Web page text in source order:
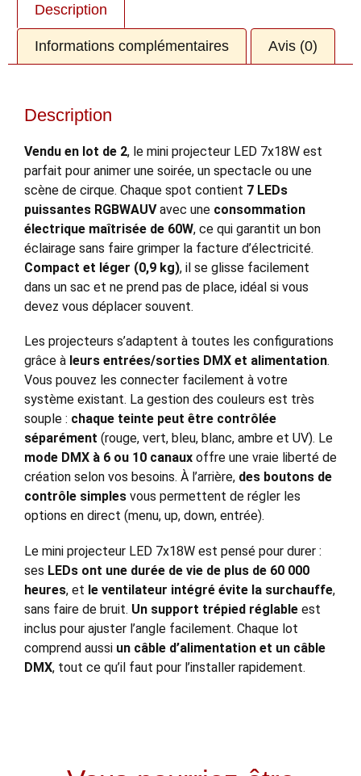
Description
Informations complémentaires Avis (0)
Description
Vendu en lot de 2, le mini projecteur LED 7x18W est
parfait pour animer une soirée, un spectacle ou une
scène de cirque. Chaque spot contient 7 LEDs
puissantes RGBWAUVavec une consommation
électrique maîtrisée de 60W, ce qui garantit un bon
éclairage sans faire grimper la facture d’électricité.
Compact et léger (0,9 kg), il se glisse facilement
dans un sac et ne prend pas de place, idéal si vous
devez vous déplacer souvent.
Les projecteurs s’adaptent à toutes les configurations
grâce à leurs entrées/sorties DMX et alimentation.
Vous pouvez les connecter facilement à votre
système existant. La gestion des couleurs est très
souple : chaque teinte peut être contrôlée
séparément (rouge, vert, bleu, blanc, ambre et UV). Le
mode DMX à 6 ou 10 canaux offre une vraie liberté de
création selon vos besoins. À l’arrière, des boutons de
contrôle simples vous permettent de régler les
options en direct (menu, up, down, entrée).
Le mini projecteur LED 7x18W est pensé pour durer :
ses LEDs ont une durée de vie de plus de 60 000
heures, et le ventilateur intégré évite la surchauffe,
sans faire de bruit. Un support trépied réglable est
inclus pour ajuster l’angle facilement. Chaque lot
comprend aussi un câble d’alimentation et un câble
DMX, tout ce qu’il faut pour l’installer rapidement.